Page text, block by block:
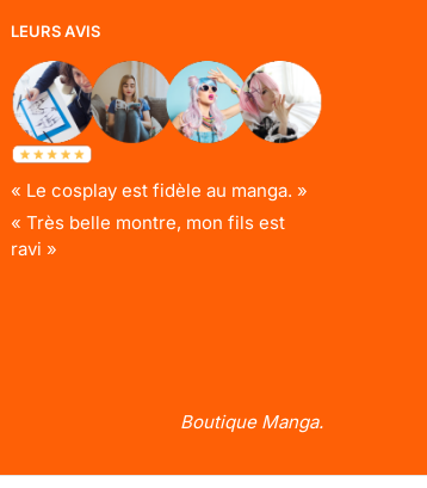
LEURS AVIS
« Le cosplay est fidèle au manga. »
« Très belle montre, mon fils est
ravi »
Boutique Manga.